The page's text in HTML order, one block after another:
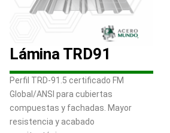
Lámina TRD91
Perfil TRD-91.5 certificado FM
Global/ANSI para cubiertas
compuestas y fachadas. Mayor
resistencia y acabado